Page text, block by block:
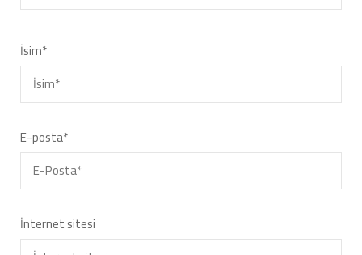
İsim*
E-posta*
İnternet sitesi